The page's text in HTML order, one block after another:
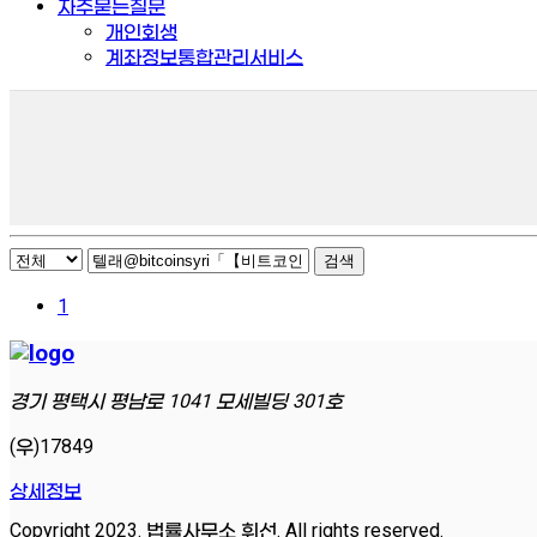
자주묻는질문
개인회생
계좌정보통합관리서비스
검색
1
경기 평택시 평남로 1041 모세빌딩 301호
(우)17849
상세정보
Copyright 2023. 법률사무소 휘선. All rights reserved.